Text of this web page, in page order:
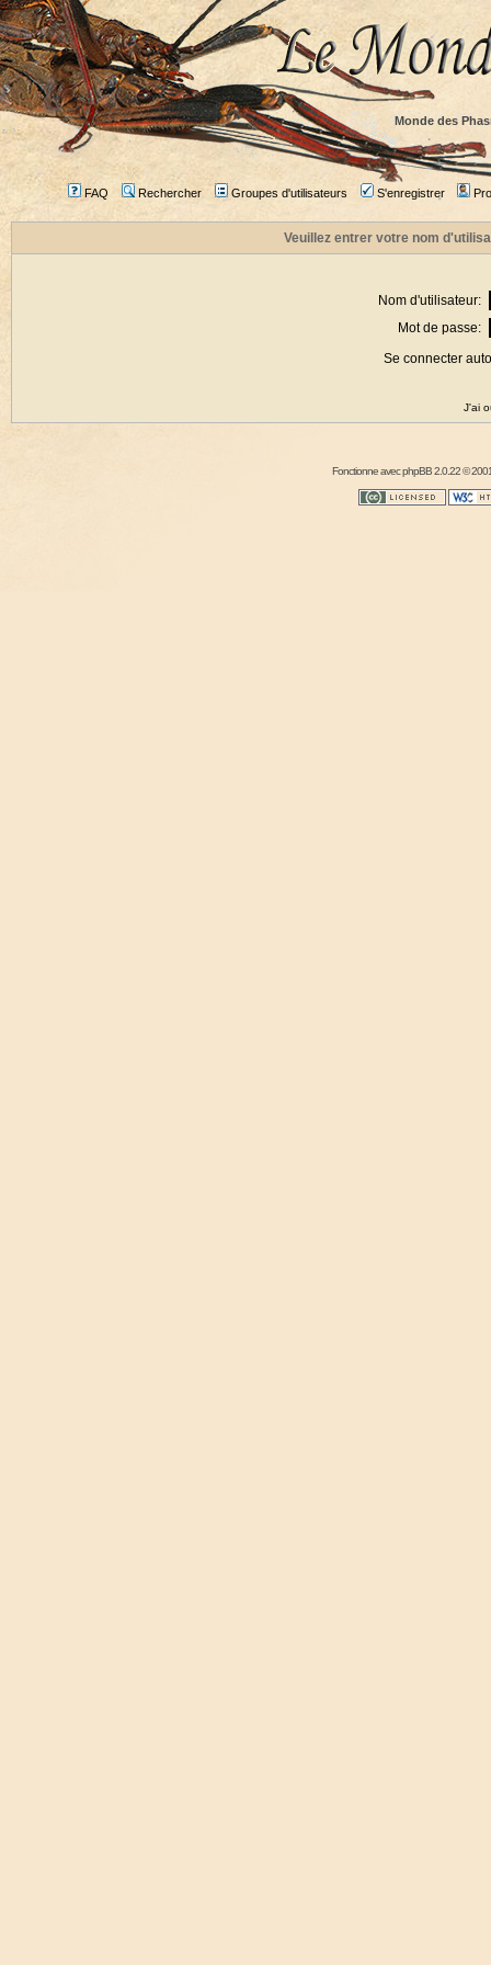
Monde des
FAQ Rechercher Groupes d'utilisateurs S'enregistrer
Veuillez entrer votre nom
Nom d'utilisateur:
Mot de passe:
Se connecter
J'ai
Fonctionne avecphpBB2.0.22 ©